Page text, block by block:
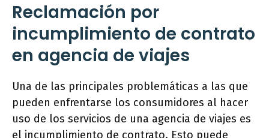
Reclamación por
incumplimiento de contrato
en agencia de viajes
Una de las principales problemáticas a las que
pueden enfrentarse los consumidores al hacer
uso de los servicios de una agencia de viajes es
el incumplimiento de contrato. Esto puede